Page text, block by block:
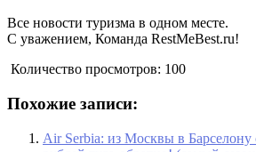
Все новости туризма в одном месте.
С уважением, Команда RestMeBest.ru!
Количество просмотров: 100
Похожие записи:
Air Serbia: из Москвы в Барселону